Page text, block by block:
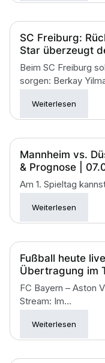
SC Freiburg:
Star überzeugt
Beim SC Freiburg
sorgen: Berkay
Weiterlesen
Mannheim vs.
& Prognose |
Am 1. Spieltag
Weiterlesen
Fußball heute
Übertragung im
FC Bayern – Aston
Stream: Im...
Weiterlesen